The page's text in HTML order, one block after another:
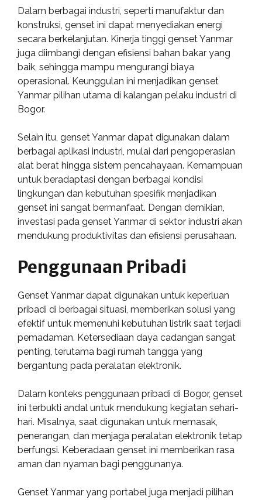
Dalam berbagai industri, seperti manufaktur dan
konstruksi, genset ini dapat menyediakan energi
secara berkelanjutan. Kinerja tinggi genset Yanmar
juga diimbangi dengan efisiensi bahan bakar yang
baik, sehingga mampu mengurangi biaya
operasional. Keunggulan ini menjadikan genset
Yanmar pilihan utama di kalangan pelaku industri di
Bogor.
Selain itu, genset Yanmar dapat digunakan dalam
berbagai aplikasi industri, mulai dari pengoperasian
alat berat hingga sistem pencahayaan. Kemampuan
untuk beradaptasi dengan berbagai kondisi
lingkungan dan kebutuhan spesifik menjadikan
genset ini sangat bermanfaat. Dengan demikian,
investasi pada genset Yanmar di sektor industri akan
mendukung produktivitas dan efisiensi perusahaan.
Penggunaan Pribadi
Genset Yanmar dapat digunakan untuk keperluan
pribadi di berbagai situasi, memberikan solusi yang
efektif untuk memenuhi kebutuhan listrik saat terjadi
pemadaman. Ketersediaan daya cadangan sangat
penting, terutama bagi rumah tangga yang
bergantung pada peralatan elektronik.
Dalam konteks penggunaan pribadi di Bogor, genset
ini terbukti andal untuk mendukung kegiatan sehari-
hari. Misalnya, saat digunakan untuk memasak,
penerangan, dan menjaga peralatan elektronik tetap
berfungsi. Keberadaan genset ini memberikan rasa
aman dan nyaman bagi penggunanya.
Genset Yanmar yang portabel juga menjadi pilihan